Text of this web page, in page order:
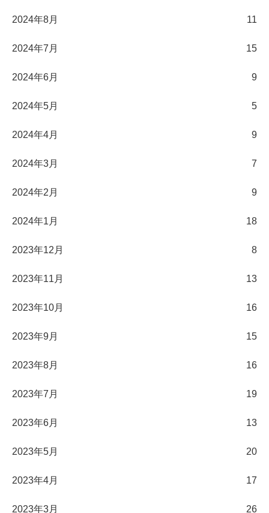
2024年8月 11
2024年7月 15
2024年6月 9
2024年5月 5
2024年4月 9
2024年3月 7
2024年2月 9
2024年1月 18
2023年12月 8
2023年11月 13
2023年10月 16
2023年9月 15
2023年8月 16
2023年7月 19
2023年6月 13
2023年5月 20
2023年4月 17
2023年3月 26